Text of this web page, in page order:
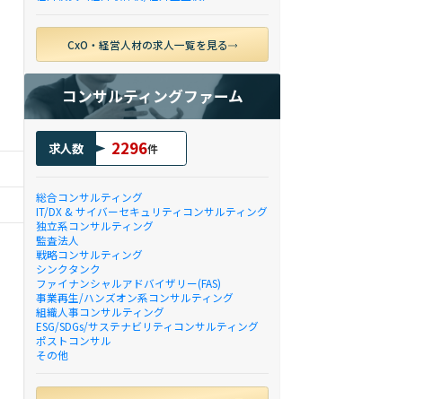
CxO・経営人材の求人一覧を見る
コンサルティングファーム
求人数 2296件
総合コンサルティング
IT/DX & サイバーセキュリティコンサルティング
独立系コンサルティング
監査法人
戦略コンサルティング
シンクタンク
ファイナンシャルアドバイザリー(FAS)
事業再生/ハンズオン系コンサルティング
組織人事コンサルティング
ESG/SDGs/サステナビリティコンサルティング
ポストコンサル
その他